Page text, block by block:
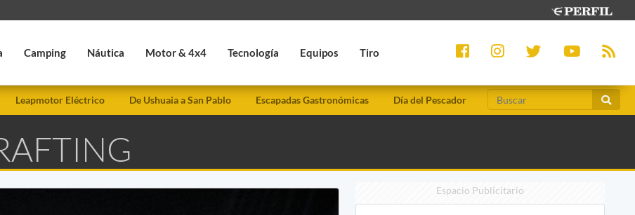
Camping Náutica Motor & 4x4 Tecnología Equipos Tiro
Leapmotor Eléctrico De Ushuaia a San Pablo Escapadas Gastronómicas Día del Pescador
Espacio Publicitario